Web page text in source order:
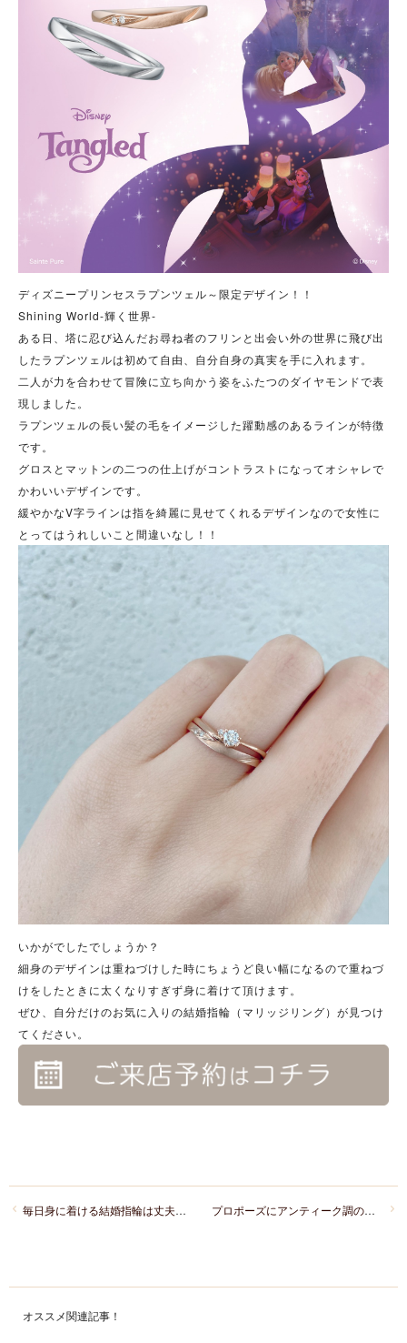
ディズニープリンセスラプンツェル～限定デザイン！！
Shining World-輝く世界-
ある日、塔に忍び込んだお尋ね者のフリンと出会い外の世界に飛び出
したラプンツェルは初めて自由、自分自身の真実を手に入れます。
二人が力を合わせて冒険に立ち向かう姿をふたつのダイヤモンドで表
現しました。
ラプンツェルの長い髪の毛をイメージした躍動感のあるラインが特徴
です。
グロスとマットンの二つの仕上げがコントラストになってオシャレで
かわいいデザインです。
緩やかなV字ラインは指を綺麗に見せてくれるデザインなので女性に
とってはうれしいこと間違いなし！！
いかがでしたでしょうか？
細身のデザインは重ねづけした時にちょうど良い幅になるので重ねづ
けをしたときに太くなりすぎず身に着けて頂けます。
ぜひ、自分だけのお気に入りの結婚指輪（マリッジリング）が見つけ
てください。
プロポーズにアンティーク調の婚約指輪を贈りたい！
毎日身に着ける結婚指輪は丈夫な鍛造製法を選ぶのがおすすめ！
オススメ関連記事！